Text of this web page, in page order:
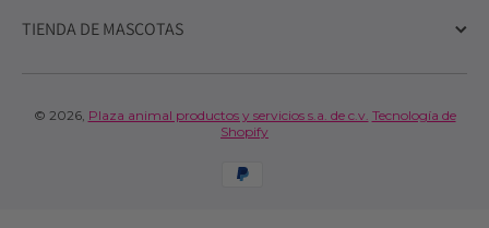
TIENDA DE MASCOTAS
© 2026, Plaza animal productos y servicios s.a. de c.v. Tecnología de
Shopify